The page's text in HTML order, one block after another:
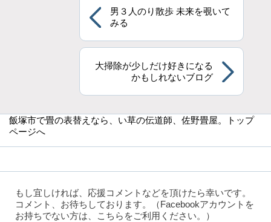
男３人のり散歩 未来を覗いて
みる
大掃除が少しだけ好きになる
かもしれないブログ
飯塚市で畳の表替えなら
、い草の伝道師、佐野畳屋。トップ
ページへ
もし宜しければ、応援コメントなどを頂けたら幸いです。
コメント、お待ちしております。（Facebookアカウントを
お持ちでない方は、こちらをご利用ください。）